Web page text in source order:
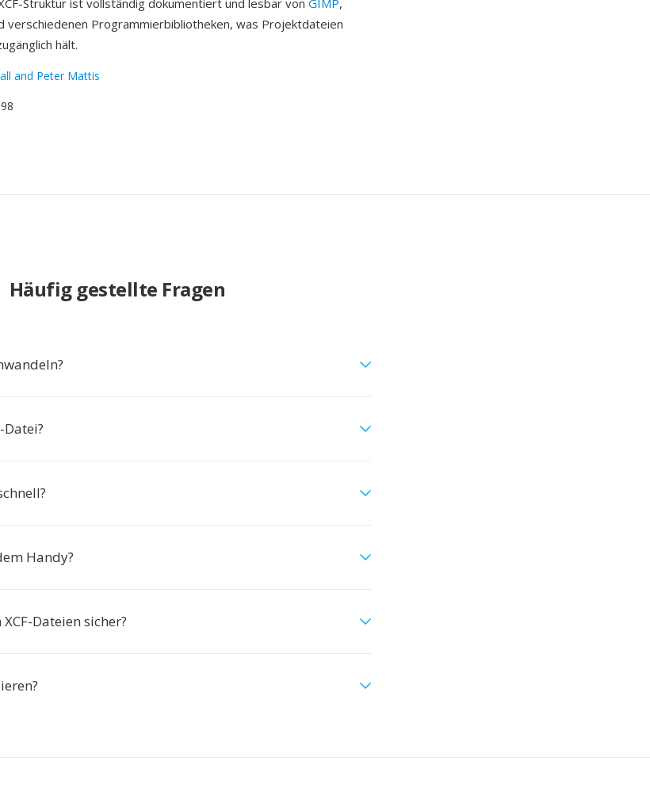
Struktur ist vollständig dokumentiert und lesbar von GIMP,
verschiedenen Programmierbibliotheken, was Projektdateien
hält.
and Peter Mattis
Häufig gestellte Fragen
Datei?
Handy?
Dateien sicher?